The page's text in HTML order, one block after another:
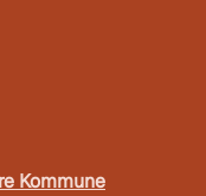
Kommune